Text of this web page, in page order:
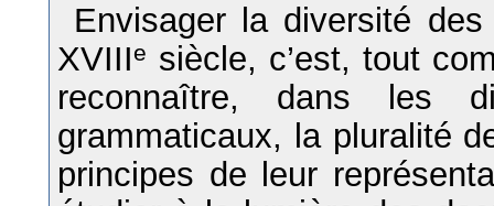
Envisager la diversité
XVIIIe siècle, c’est, tout
reconnaître, dans les
grammaticaux, la pluralité
principes de leur